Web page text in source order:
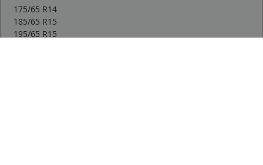
175/65 R14
185/65 R15
195/65 R15